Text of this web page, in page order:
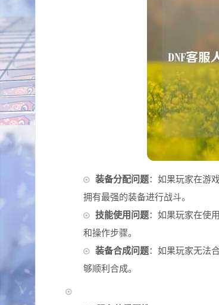
装备分配问题：如果玩家在游
拥有最强的装备进行战斗。
技能使用问题：如果玩家在使
和操作步骤。
装备合成问题：如果玩家无法
够顺利合成。